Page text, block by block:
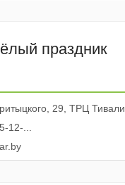
праздник
29, ТРЦ Тивали
12-...